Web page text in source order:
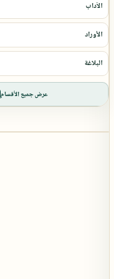
عرض جميع الأقسام